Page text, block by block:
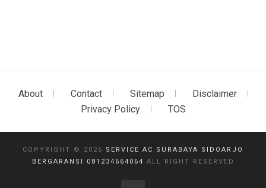
About Contact Sitemap
Disclaimer
Privacy Policy
TOS
COPYRIGHT © 2026
SERVICE AC SURABAYA SIDOARJO
BERGARANSI 081234664064 ALL RIGHT RESERVED